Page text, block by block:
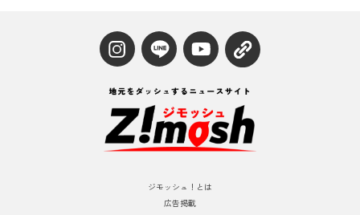
ジモッシュ！とは
広告掲載